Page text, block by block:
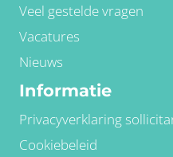
Veel gestelde vragen
Vacatures
Nieuws
Informatie
Privacyverklaring
Cookiebeleid